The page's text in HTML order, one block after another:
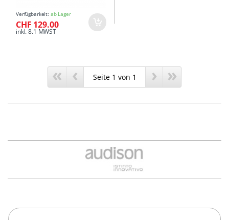
Verfügbarkeit: ab Lager
CHF 129.00
inkl. 8.1 MWST
« ‹ › »